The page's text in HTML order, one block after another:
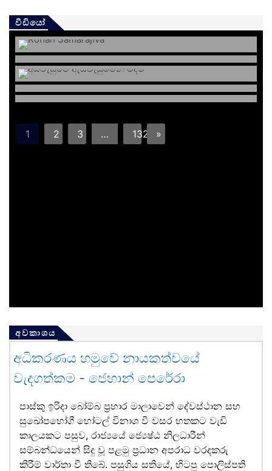
වීඩියෝ
1 2 3 … 132 »
අවකාශය
අධිකරණය හමුවේ නායකත්වයේ
වැදගත්කම - ජෙහාන් පෙරේරා
පාස්කු ඉරිදා බෝම්බ ප්‍රහාර මාලාවෙන් දේවස්ථාන සහ
සුඛෝපභෝගී හෝටල් විනාශ වී වසර හතකට වැඩි
කාලයකට පසුව, රාජ්‍යයේ ජ්‍යෙෂ්ඨ නිලධාරීන්
සම්බන්ධයෙන් සිදු වූ පළමු ප්‍රධාන අපරාධ වරදකරු
කිරීම් වාර්තා වී තිබේ. පසුගිය සතියේ, හිටපු පොලිස්පති